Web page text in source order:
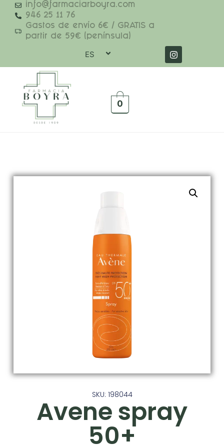
info@farmaciarboyra.com
946 25 11 76
Gastos de envío 6€ / GRATIS a
partir de 59€ (península)
ES
0
SKU: 198044
Avene spray
50+